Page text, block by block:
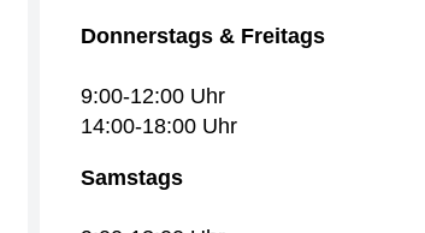
Donnerstags & Freitags
9:00-12:00 Uhr
14:00-18:00 Uhr
Samstags